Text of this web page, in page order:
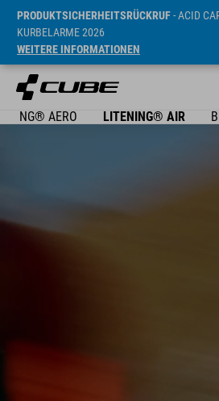
PRODUKTSICHERHEITSRÜCKRUF- ACID
KURBELARME 2026
WEITERE INFORMATIONEN
AERO LITENING® AIR